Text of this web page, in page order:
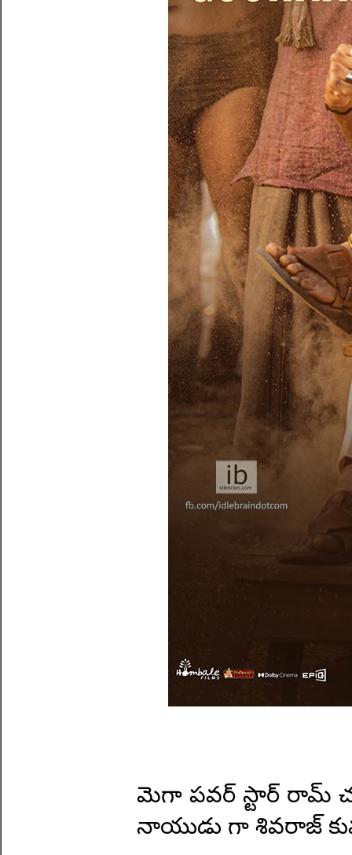
మెగా పవర్ స్టార్ రామ్
నాయుడు గా శివరాజ్